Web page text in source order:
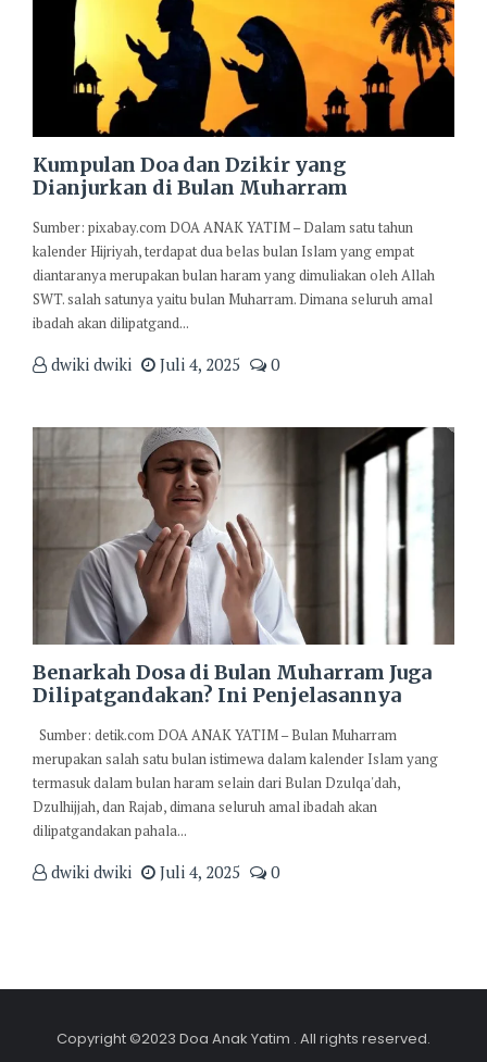
Kumpulan Doa dan Dzikir yang
Dianjurkan di Bulan Muharram
Sumber: pixabay.com DOA ANAK YATIM – Dalam satu tahun
kalender Hijriyah, terdapat dua belas bulan Islam yang empat
diantaranya merupakan bulan haram yang dimuliakan oleh Allah
SWT. salah satunya yaitu bulan Muharram. Dimana seluruh amal
ibadah akan dilipatgand...
dwiki dwiki Juli 4, 2025 0
Benarkah Dosa di Bulan Muharram Juga
Dilipatgandakan? Ini Penjelasannya
Sumber: detik.com DOA ANAK YATIM – Bulan Muharram
merupakan salah satu bulan istimewa dalam kalender Islam yang
termasuk dalam bulan haram selain dari Bulan Dzulqa'dah,
Dzulhijjah, dan Rajab, dimana seluruh amal ibadah akan
dilipatgandakan pahala...
dwiki dwiki Juli 4, 2025 0
Copyright ©2023 Doa Anak Yatim . All rights reserved.